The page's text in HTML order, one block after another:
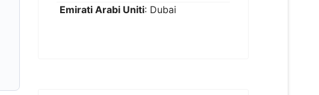
Emirati Arabi Uniti: Dubai